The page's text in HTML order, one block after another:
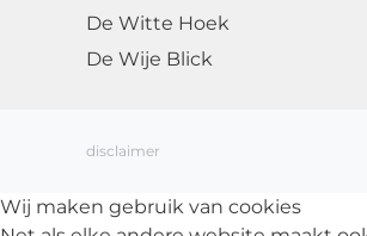
De Witte Hoek
De Wije Blick
disclaimer
Wij maken gebruik van cookies